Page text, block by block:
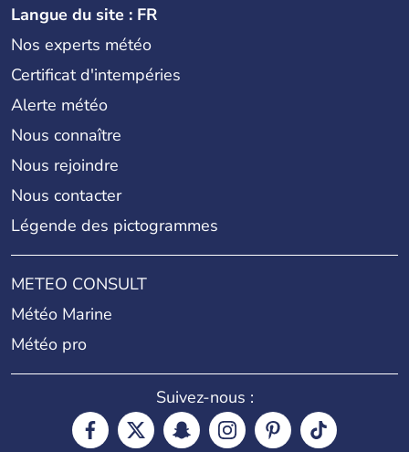
Langue du site : FR
Nos experts météo
Certificat d'intempéries
Alerte météo
Nous connaître
Nous rejoindre
Nous contacter
Légende des pictogrammes
METEO CONSULT
Météo Marine
Météo pro
Suivez-nous :